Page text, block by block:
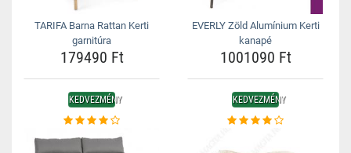
TARIFA Barna Rattan Kerti
garnitúra
179490 Ft
EVERLY Zöld Alumínium Kerti
kanapé
1001090 Ft
KEDVEZMÉNY KEDVEZMÉNY